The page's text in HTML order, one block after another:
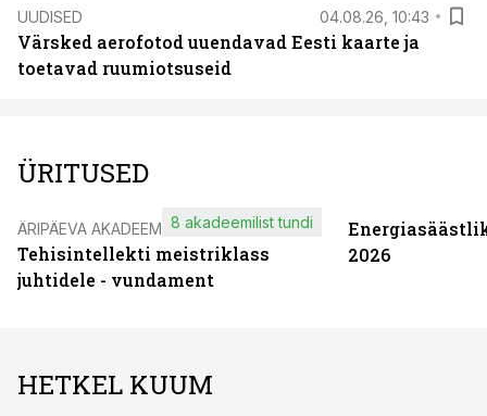
UUDISED 04.08.26, 10:43
Värsked aerofotod uuendavad Eesti kaarte ja
toetavad ruumiotsuseid
ÜRITUSED
ÄRIPÄEVA AKADEEMIA
Tehisintellekti meistriklass
juhtidele - vundament
8 akadeemilist tundi
2026
HETKEL KUUM